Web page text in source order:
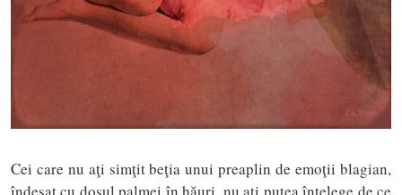
Cei care nu aţi simţit beţia unui preaplin de emoţii blagian,